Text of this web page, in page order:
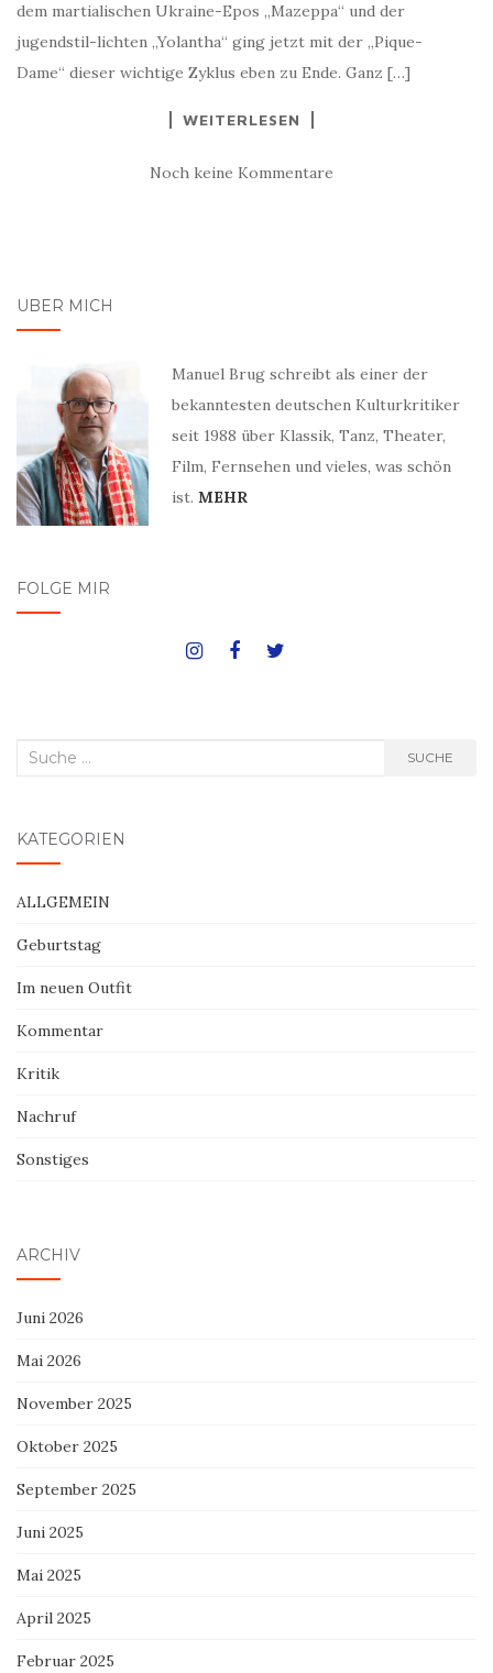
dem martialischen Ukraine-Epos „Mazeppa“ und der
jugendstil-lichten „Yolantha“ ging jetzt mit der „Pique-
Dame“ dieser wichtige Zyklus eben zu Ende. Ganz […]
WEITERLESEN
Noch keine Kommentare
ÜBER MICH
Manuel Brug schreibt als einer der
bekanntesten deutschen Kulturkritiker
seit 1988 über Klassik, Tanz, Theater,
Film, Fernsehen und vieles, was schön
ist. MEHR
FOLGE MIR
Suche
SUCHE
KATEGORIEN
ALLGEMEIN
Geburtstag
Im neuen Outfit
Kommentar
Kritik
Nachruf
Sonstiges
ARCHIV
Juni 2026
Mai 2026
November 2025
Oktober 2025
September 2025
Juni 2025
Mai 2025
April 2025
Februar 2025